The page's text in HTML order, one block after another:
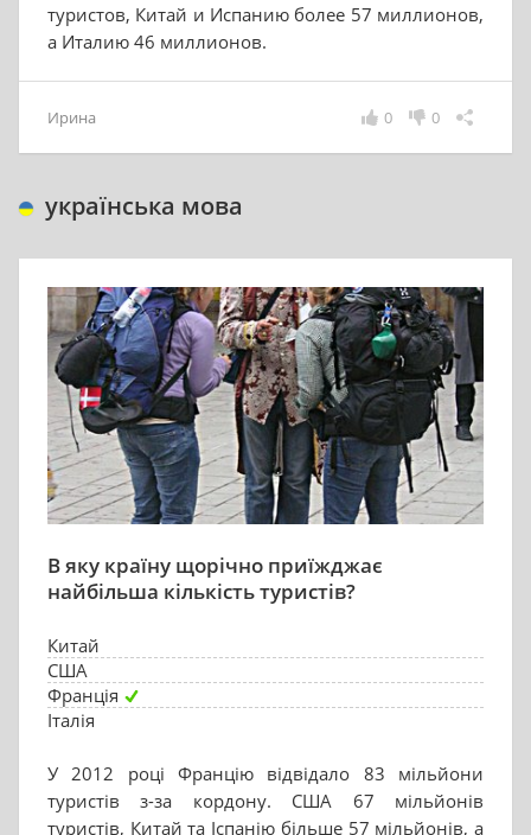
туристов, Китай и Испанию более 57 миллионов,
а Италию 46 миллионов.
Ирина 0
0
українська мова
В яку країну щорічно приїжджає
найбільша кількість туристів?
Китай
США
Франція
Італія
У 2012 році Францію відвідало 83 мільйони
туристів з-за кордону. США 67 мільйонів
туристів, Китай та Іспанію більше 57 мільйонів, а